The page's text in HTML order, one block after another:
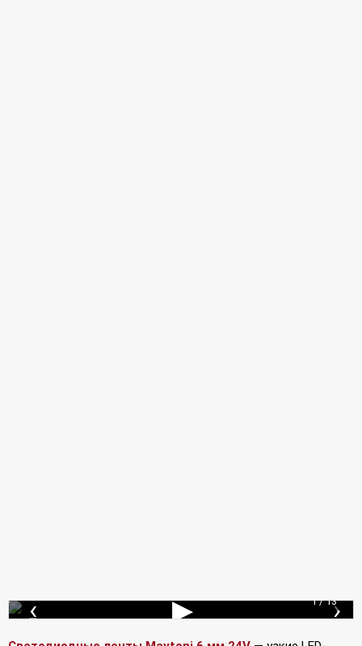
Подключение лент ▶
‹ ›
1 / 13